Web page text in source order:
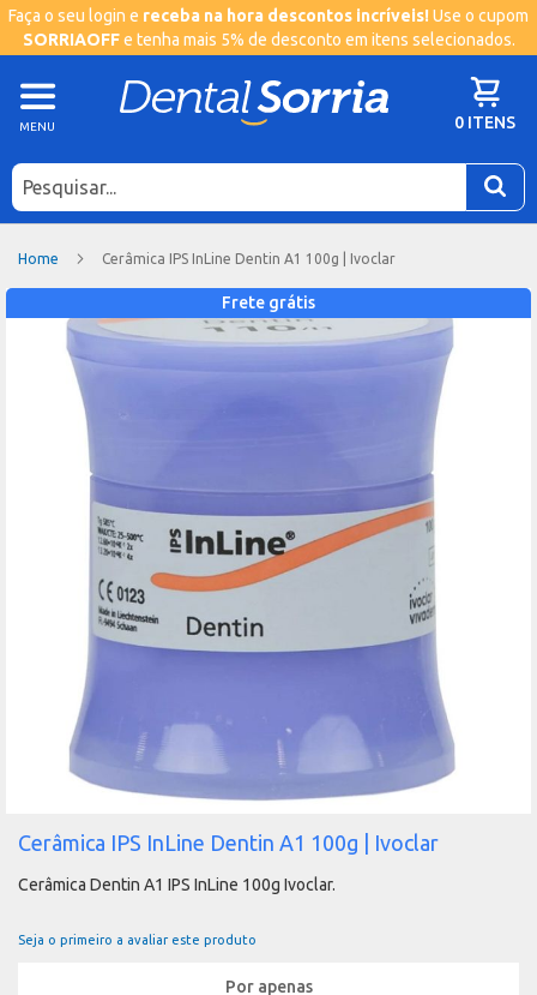
Faça o seu login e receba na hora descontos incríveis! Use o cupom
SORRIAOFFe tenha mais 5% de desconto em itens selecionados.
Meu
0 ITENS
Home Cerâmica IPS InLine Dentin A1 100g | Ivoclar
Cerâmica IPS InLine Dentin A1 100g | Ivoclar
Cerâmica Dentin A1 IPS InLine 100g Ivoclar.
Seja o primeiro a avaliar este produto
Pular
para
para
início
Galeria
Frete grátis